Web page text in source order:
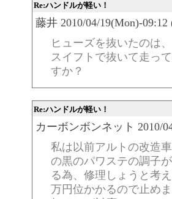
Re:ハンドルが軽い！
藤井 2010/04/19(Mon)-09:12
ヒューズを抜いたのは
スイフトで抜いて走っ
すか？
Re:ハンドルが軽い！
カーボンボンネット 2010/
私は以前アルトの改造
の黒のパワステの調子
る為、修理しょうと考
万円位かかるので止め